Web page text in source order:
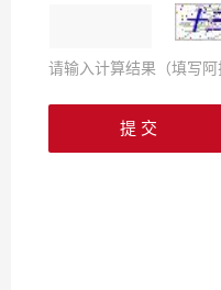
请输入计算结果（填写